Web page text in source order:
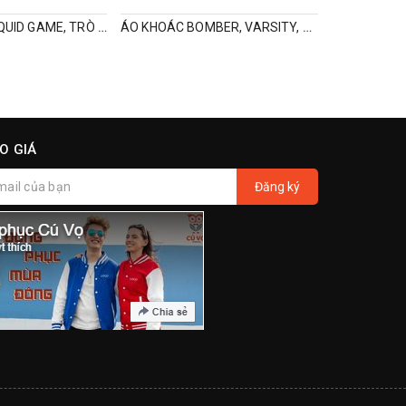
BỘ QUẦN ÁO SQUID GAME, TRÒ CHƠI CON MỰC ÁO KHOÁC BOMBER, VARSITY, ĐỒNG PHỤC IN LOGO
GIÁ
Đăng ký